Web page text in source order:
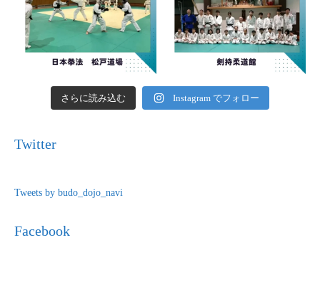
さらに読み込む Instagram でフォロー
Twitter
Tweets by budo_dojo_navi
Facebook